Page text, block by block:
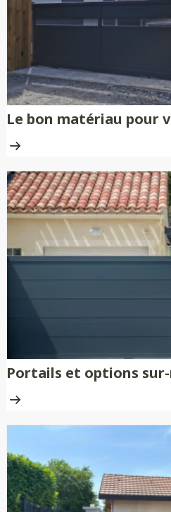
Le bon matériau pour
Portails et options